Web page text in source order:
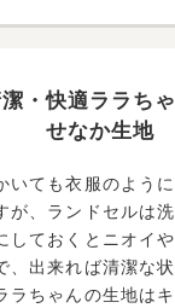
・快適ララち
せなか生地
いても衣服のよう
が、ランドセルは
しておくとニオイ
、出来れば清潔な
ラちゃんの生地は